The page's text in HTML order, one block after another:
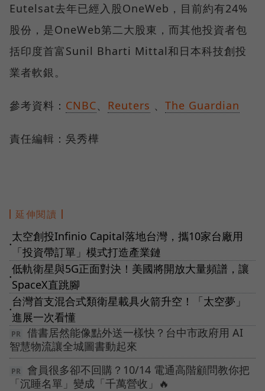
Eutelsat去年已經入股OneWeb，目前約有24%
股份，是OneWeb第二大股東，而其他投資者包
括印度首富Sunil Bharti Mittal和日本科技創投
業者軟銀。
參考資料： CNBC Reuters The Guardian
責任編輯：吳秀樺
延伸閱讀
●
太空創投Infinio Capital落地台灣，攜10家台廠用
「投資帶訂單」模式打造產業鏈
●
低軌衛星與5G正面對決！美國將開放大量頻譜，讓
SpaceX直跳腳
●
台灣首支混合式類衛星載具火箭升空！「太空夢」
進展一次看懂
借書居然能像點外送一樣快？台中市政府用 AI
智慧物流讓全城圖書動起來
會員很多卻不回購？10/14 電通高階顧問教你把
「沉睡名單」變成「千萬營收」🔥